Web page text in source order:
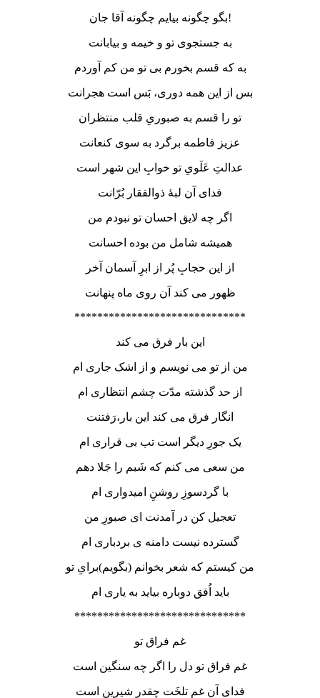
بگو چگونه بیایم چگونه آقا جان!
به جستجوی تو و خیمه و بیابانت
به که قسم بخورم بی تو من کم آوردم
بس از این همه دوری، بَس است هجرانت
تو را قسم به صبوریِ قلب منتظران
عزیز فاطمه برگرد به سوی کنعانت
عدالتِ عَلَویِ تو خوابِ این شهر است
فدای آن لبۀ ذوالفقار بُرّانت
اگر چه لایق احسان تو نبودم من
همیشه شامل من بوده احسانت
از این حجابِ پُر از ابرِ آسمان آخر
ظهور می کند آن روی ماه پنهانت
******************************
این بار فرق می کند
من از تو می نویسم و از اشک جاری ام
از حد گذشته مدّت چشم انتظاری ام
انگار فرق می کند این بار،رَفتنت
یک جورِ دیگر است تب بی قراری ام
من سعی می کنم که شَبم را جَلا دهم
با گردسوزِ روشنِ امیدواری ام
تعجیل کن در آمدنت ای صبورِ من
گسترده نیست دامنه ی بردباری ام
من کیستم که شعر بخوانم (بگویم)برایِ تو
باید اُفق دوباره بیاید به یاری ام
******************************
غم فراق تو
غم فراق تو دل را اگر چه سنگین است
فدای آن غم تلخَت چقدر شیرین است